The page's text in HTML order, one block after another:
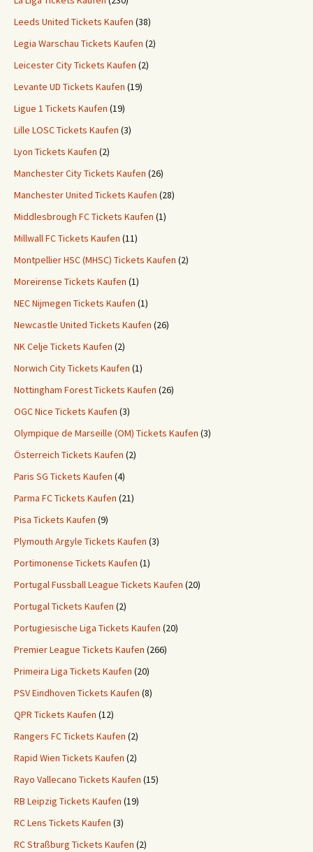
Leeds United Tickets Kaufen (38)
Legia Warschau Tickets Kaufen (2)
Leicester City Tickets Kaufen (2)
Levante UD Tickets Kaufen (19)
Ligue 1 Tickets Kaufen (19)
Lille LOSC Tickets Kaufen (3)
Lyon Tickets Kaufen (2)
Manchester City Tickets Kaufen (26)
Manchester United Tickets Kaufen (28)
Middlesbrough FC Tickets Kaufen (1)
Millwall FC Tickets Kaufen (11)
Montpellier HSC (MHSC) Tickets Kaufen (2)
Moreirense Tickets Kaufen (1)
NEC Nijmegen Tickets Kaufen (1)
Newcastle United Tickets Kaufen (26)
NK Celje Tickets Kaufen (2)
Norwich City Tickets Kaufen (1)
Nottingham Forest Tickets Kaufen (26)
OGC Nice Tickets Kaufen (3)
Olympique de Marseille (OM) Tickets Kaufen (3)
Österreich Tickets Kaufen (2)
Paris SG Tickets Kaufen (4)
Parma FC Tickets Kaufen (21)
Pisa Tickets Kaufen (9)
Plymouth Argyle Tickets Kaufen (3)
Portimonense Tickets Kaufen (1)
Portugal Fussball League Tickets Kaufen (20)
Portugal Tickets Kaufen (2)
Portugiesische Liga Tickets Kaufen (20)
Premier League Tickets Kaufen (266)
Primeira Liga Tickets Kaufen (20)
PSV Eindhoven Tickets Kaufen (8)
QPR Tickets Kaufen (12)
Rangers FC Tickets Kaufen (2)
Rapid Wien Tickets Kaufen (2)
Rayo Vallecano Tickets Kaufen (15)
RB Leipzig Tickets Kaufen (19)
RC Lens Tickets Kaufen (3)
RC Straßburg Tickets Kaufen (2)